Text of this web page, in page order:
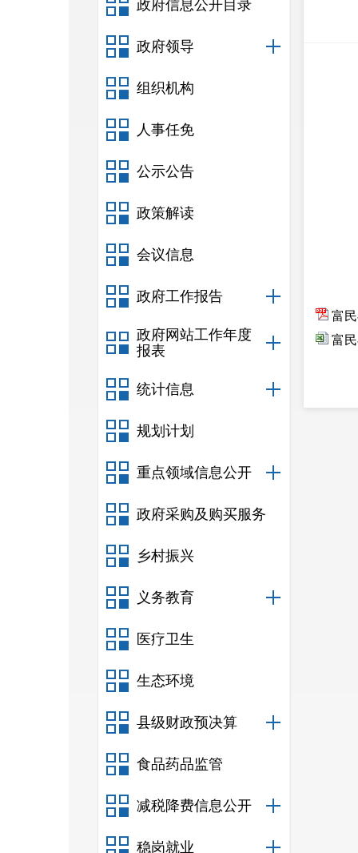
政府信息公开目录
政府领导
组织机构
人事任免
公示公告
政策解读
会议信息
政府工作报告
政府网站工作年度
报表
统计信息
规划计划
重点领域信息公开
政府采购及购买服务
乡村振兴
义务教育
医疗卫生
生态环境
县级财政预决算
食品药品监管
减税降费信息公开
稳岗就业
富
富